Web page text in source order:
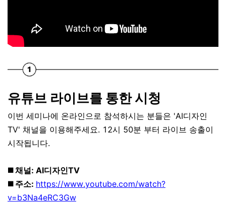
유튜브 라이브를 통한 시청
이번 세미나에 온라인으로 참석하시는 분들은 'AI디자인
TV' 채널을 이용해주세요. 12시 50분 부터 라이브 송출이
시작됩니다.
◼️ 채널: AI디자인TV
◼️ 주소: https://www.youtube.com/watch?
v=b3Na4eRC3Gw